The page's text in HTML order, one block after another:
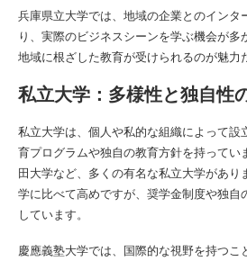
兵庫県立大学では、地域の企業とのインタ
り、実際のビジネスシーンを学ぶ機会が多
地域に根ざした教育が受けられるのが魅力
私立大学：多様性と独自性
私立大学は、個人や私的な組織によって設
育プログラムや独自の教育方針を持ってい
田大学など、多くの有名な私立大学があり
学に比べて高めですが、奨学金制度や独自
しています。
慶應義塾大学では、国際的な視野を持つこ